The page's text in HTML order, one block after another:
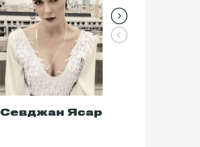
Севджан Ясар